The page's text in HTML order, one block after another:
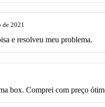
2021
e resolveu meu problema.
box. Comprei com preço